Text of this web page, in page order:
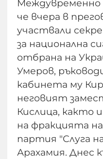
Междувременно
че вчера в
участвали
за национална
отбрана на
Умеров,
кабинета му
неговият
Кислица, както
на фракцията
партия "Слуга
Арахамия. Днес